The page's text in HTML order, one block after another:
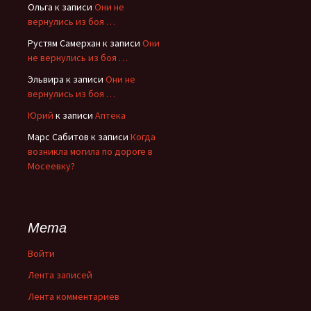
Ольга к записи Они не
вернулись из боя …
Рустям Самерхан к записи Они
не вернулись из боя …
Эльвира к записи Они не
вернулись из боя …
Юрий к записи Аптека
Марс Сабитов к записи Когда
возникла могила по дороге в
Мосеевку?
Мета
Войти
Лента записей
Лента комментариев